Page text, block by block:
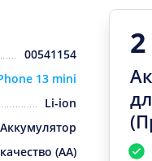
00541154
13 mini
Li-ion
Аккумулятор
(AA)